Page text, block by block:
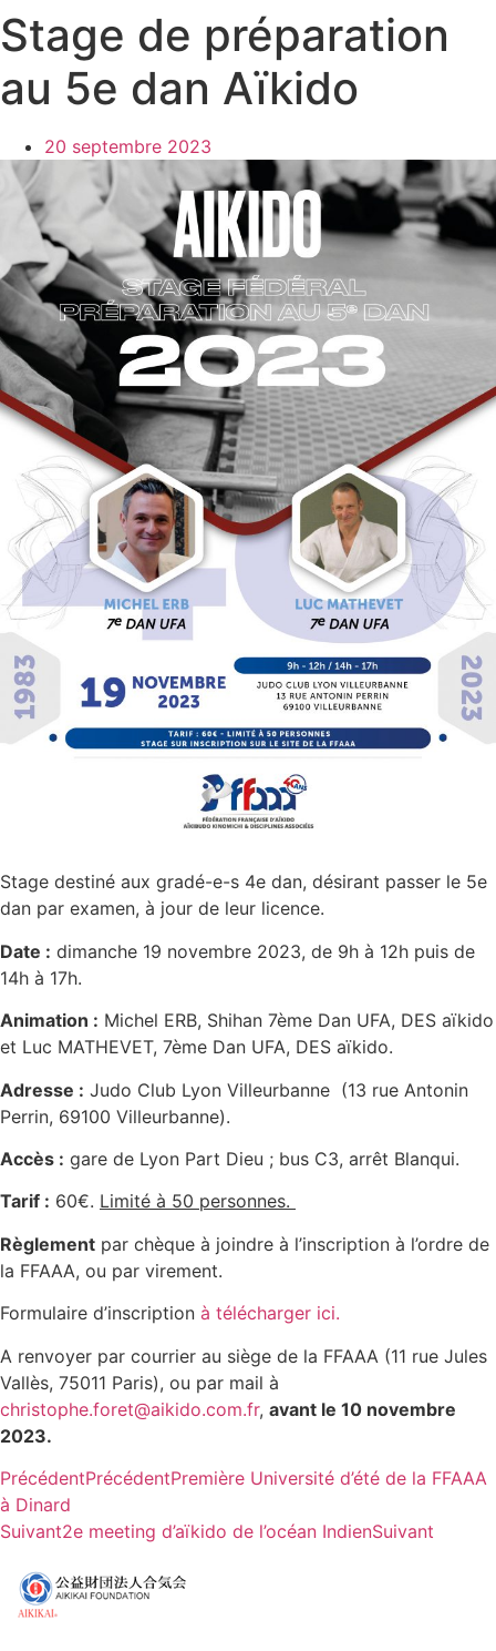
Stage de préparation
au 5e dan Aïkido
20 septembre 2023
Stage destiné aux gradé-e-s 4e dan, désirant passer le 5e
dan par examen, à jour de leur licence.
Date : dimanche 19 novembre 2023, de 9h à 12h puis de
14h à 17h.
Animation : Michel ERB, Shihan 7ème Dan UFA, DES aïkido
et Luc MATHEVET, 7ème Dan UFA, DES aïkido.
Adresse : Judo Club Lyon Villeurbanne (13 rue Antonin
Perrin, 69100 Villeurbanne).
Accès : gare de Lyon Part Dieu ; bus C3, arrêt Blanqui.
Tarif : 60€. Limité à 50 personnes.
Règlement par chèque à joindre à l’inscription à l’ordre de
la FFAAA, ou par virement.
Formulaire d’inscription à télécharger ici.
A renvoyer par courrier au siège de la FFAAA (11 rue Jules
Vallès, 75011 Paris), ou par mail à
christophe.foret@aikido.com.fr, avant le 10 novembre
2023.
PrécédentPrécédentPremière Université d’été de la FFAAA
à Dinard
Suivant2e meeting d’aïkido de l’océan IndienSuivant